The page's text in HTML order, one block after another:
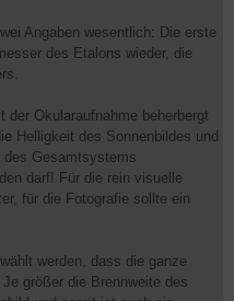
Angaben wesentlich: Die erste
des Etalons wieder, die
Okularaufnahme beherbergt
Helligkeit des Sonnenbildes und
des Gesamtsystems
darf! Für die rein visuelle
für die Fotografie sollte ein
werden, dass die ganze
größer die Brennweite des